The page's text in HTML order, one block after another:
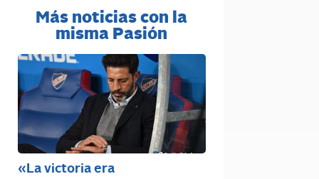
Más noticias con la
misma Pasión
«La victoria era